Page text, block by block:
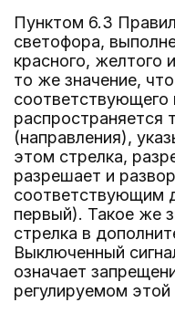
Пунктом 6.3
светофора,
красного, желтого
то же значение,
соответствующего
распространяется
(направления),
этом стрелка,
разрешает и
соответствующим
первый). Такое же
стрелка в
Выключенный
означает
регулируемом